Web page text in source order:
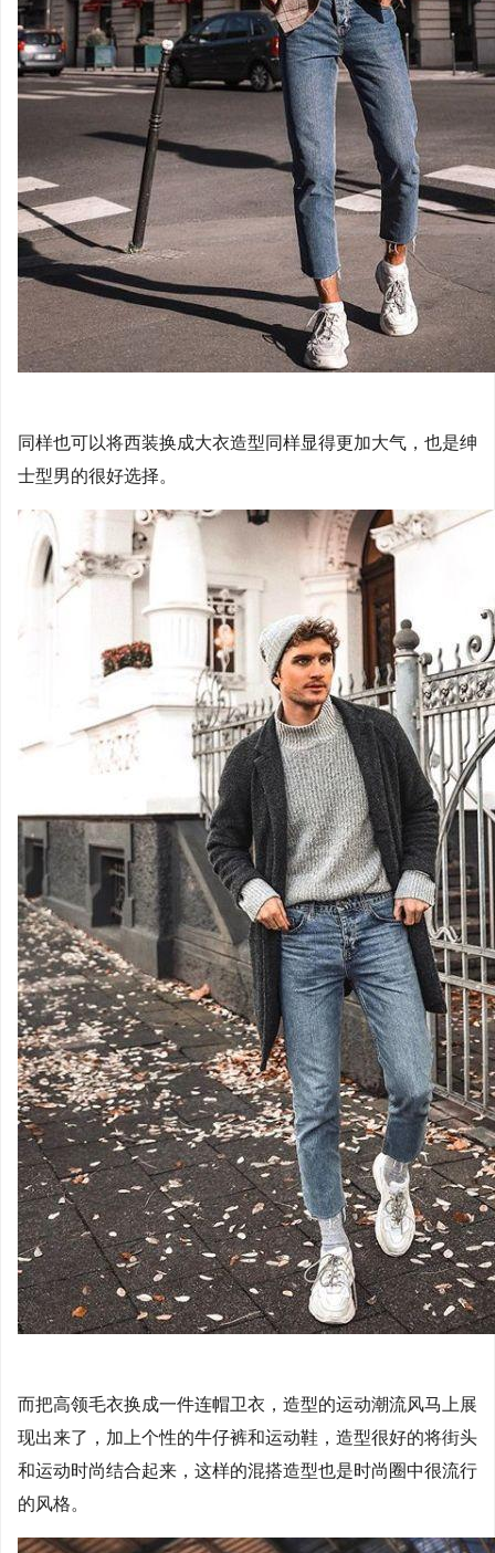
同样也可以将西装换成大衣造型同样显得更加大气，也是绅
士型男的很好选择。
而把高领毛衣换成一件连帽卫衣，造型的运动潮流风马上展
现出来了，加上个性的牛仔裤和运动鞋，造型很好的将街头
和运动时尚结合起来，这样的混搭造型也是时尚圈中很流行
的风格。